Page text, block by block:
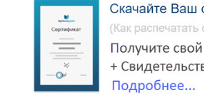
Разработана
Лялиной М.А.,
учителем русского языка и
первая кв. категория